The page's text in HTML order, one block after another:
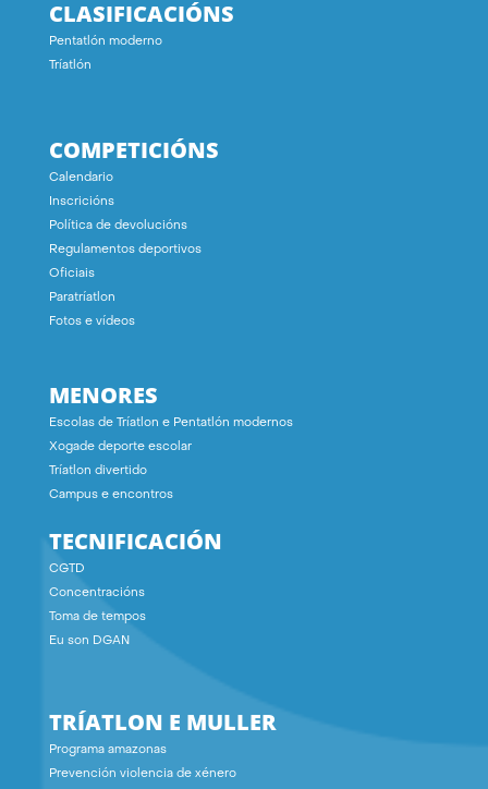
CLASIFICACIÓNS
Pentatlón moderno
Tríatlón
COMPETICIÓNS
Calendario
Inscricións
Política de devolucións
Regulamentos deportivos
Oficiais
Paratríatlon
Fotos e vídeos
MENORES
Escolas de Tríatlon e Pentatlón modernos
Xogade deporte escolar
Tríatlon divertido
Campus e encontros
TECNIFICACIÓN
CGTD
Concentracións
Toma de tempos
Eu son DGAN
TRÍATLON E MULLER
Programa amazonas
Prevención violencia de xénero